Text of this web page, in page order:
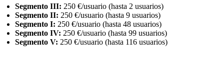
Segmento III: 250 €/usuario (hasta 2 usuarios)
Segmento II: 250 €/usuario (hasta 9 usuarios)
Segmento I: 250 €/usuario (hasta 48 usuarios)
Segmento IV: 250 €/usuario (hasta 99 usuarios)
Segmento V: 250 €/usuario (hasta 116 usuarios)